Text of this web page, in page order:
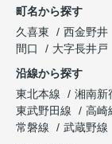
町名から探す
久喜東
西金野井
間口
大字長井戸
沿線から探す
東北本線
湘南新
東武野田線
高崎
常磐線
武蔵野線